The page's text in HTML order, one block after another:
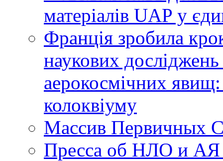
матеріалів UAP у
Франція зробила
наукових
аерокосмічних
колоквіуму
Массив Первичных
Пресса об НЛО и